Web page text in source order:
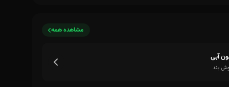
مشاهده همه
آبی
بند